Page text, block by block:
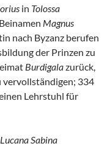
in Tolossa
Magnus
nach Byzanz berufen
der Prinzen zu
Burdigalazurück,
vervollständigen; 334
Lehrstuhl für
Sabina